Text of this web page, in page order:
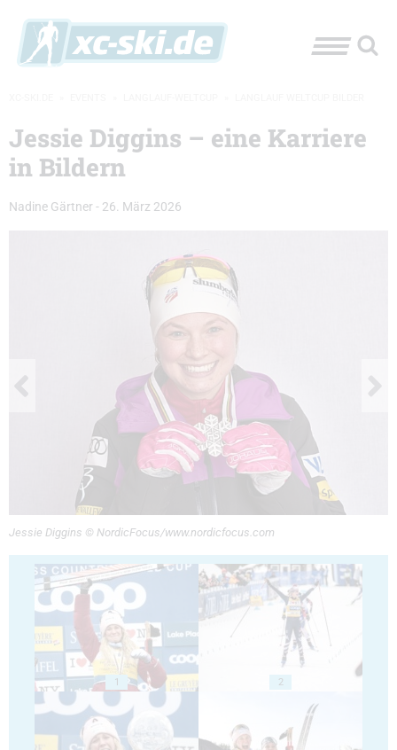
Jessie Diggins – eine Karriere
in Bildern
Nadine Gärtner - 26. März 2026
Jessie Diggins © NordicFocus/www.nordicfocus.com
1 2